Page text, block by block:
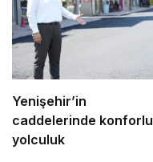
Yenişehir’in
caddelerinde konforlu
yolculuk